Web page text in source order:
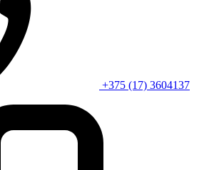
+375 (17) 3604137